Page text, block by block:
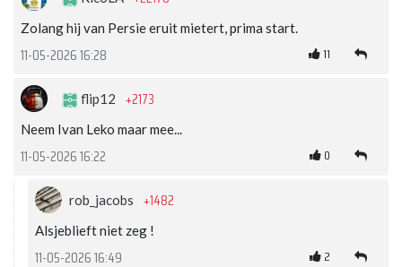
Zolang hij van Persie eruit mietert, prima start.
11-05-2026 16:28 11
flip12 +2173
Neem Ivan Leko maar mee...
11-05-2026 16:22 0
rob_jacobs +1482
Alsjeblieft niet zeg !
11-05-2026 16:49 2